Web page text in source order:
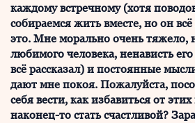
каждому встречному (хотя
собираемся жить вместе, но он всё
это. Мне морально очень тяжело,
любимого человека, ненависть
всё рассказал) и постоянные
дают мне покоя. Пожалуйста,
себя вести, как избавиться от
наконец-то стать счастливой?